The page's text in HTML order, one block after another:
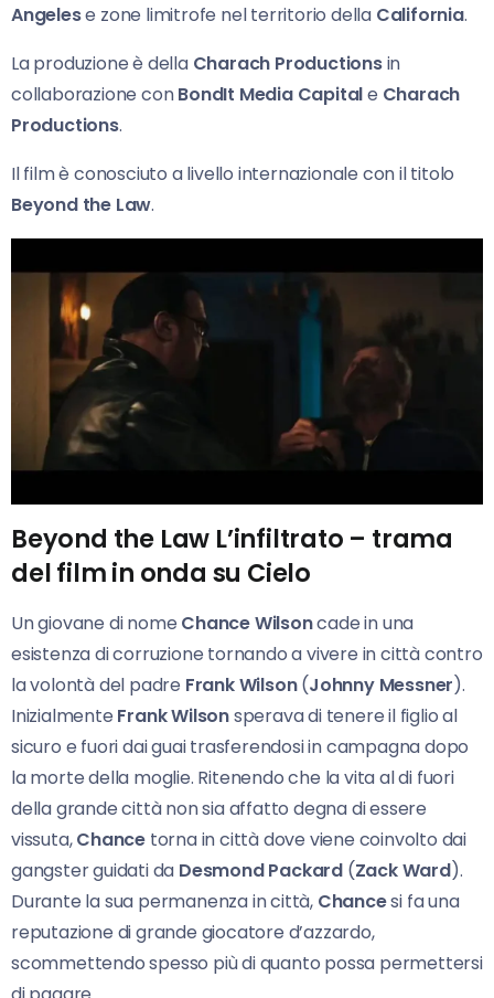
Angelese zone limitrofe nel territorio della California.
La produzione è della Charach Productionsin
collaborazione conBondIt Media Capitale Charach
Productions.
Il film è conosciuto a livello internazionale con il titolo
Beyond the Law.
Beyond the Law L’infiltrato – trama
del film in onda su Cielo
Un giovane di nome Chance Wilsoncade in una
esistenza di corruzione tornando a vivere in città contro
la volontà del padre Frank Wilson(Johnny Messner).
Inizialmente Frank Wilsonsperava di tenere il figlio al
sicuro e fuori dai guai trasferendosi in campagna dopo
la morte della moglie. Ritenendo che la vita al di fuori
della grande città non sia affatto degna di essere
vissuta,Chance torna in città dove viene coinvolto dai
gangster guidati da Desmond Packard (Zack Ward).
Durante la sua permanenza in città, Chancesi fa una
reputazione di grande giocatore d’azzardo,
scommettendo spesso più di quanto possa permettersi